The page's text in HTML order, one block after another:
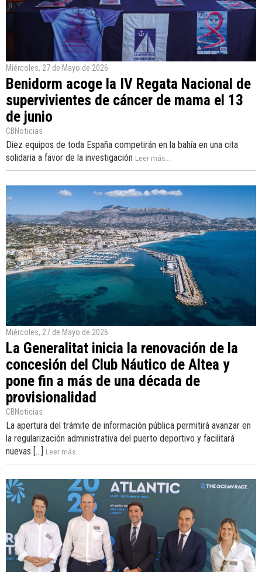
Miércoles, 27 de Mayo de 2026
Benidorm acoge la IV Regata Nacional de
supervivientes de cáncer de mama el 13
de junio
CBNoticias
Diez equipos de toda España competirán en la bahía en una cita
solidaria a favor de la investigación Leer más...
Miércoles, 27 de Mayo de 2026
La Generalitat inicia la renovación de la
concesión del Club Náutico de Altea y
pone fin a más de una década de
provisionalidad
CBNoticias
La apertura del trámite de información pública permitirá avanzar en
la regularización administrativa del puerto deportivo y facilitará
nuevas [...]
Leer más...